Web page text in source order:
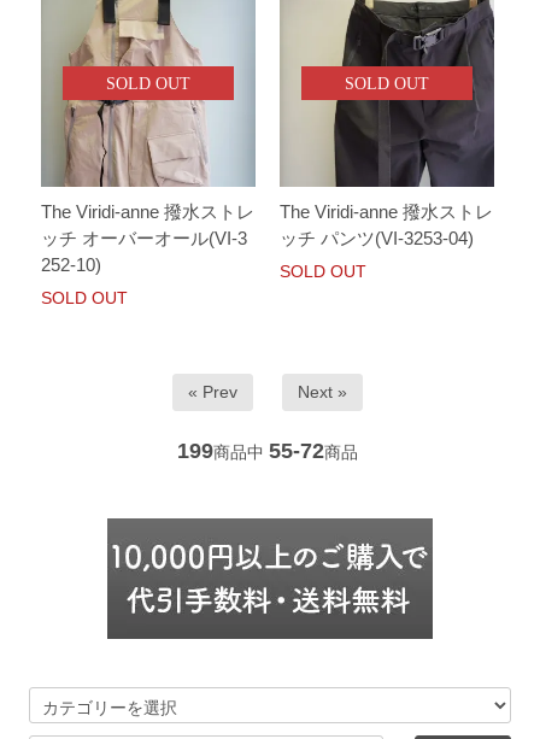
SOLD OUT
The Viridi-anne 撥水ストレ
ッチ オーバーオール(VI-3
252-10)
SOLD OUT
SOLD OUT
The Viridi-anne 撥水ストレ
ッチ パンツ(VI-3253-04)
SOLD OUT
« Prev Next »
199商品中 55-72商品